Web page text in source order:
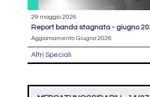
29 maggio 2026
report banda stagnata - giugno
Aggiornamento Giugno 2026
Altri Speciali